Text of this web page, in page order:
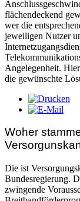
flächendeckend
wer die
jeweiligen Nutzer
Angelegenheit.
die gewünschte
Woher
Die ist
Bundesregierung.
zwingende